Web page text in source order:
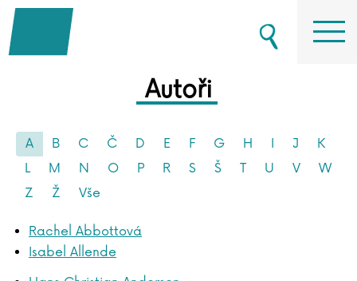
Autoři
A B C Č D E F G H I J
K
L
M N O P R S Š T U V
W
Z
Ž Vše
Rachel Abbottová
Isabel Allende